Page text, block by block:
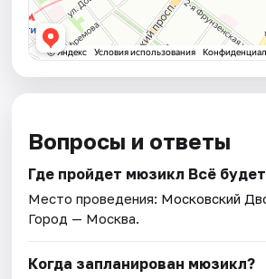
Вопросы и ответы
Где пройдет мюзикл Всё
Место проведения: Московский
Город — Москва.
Когда запланирован мюзикл?